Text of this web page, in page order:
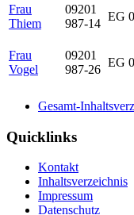
Frau
Thiem
09201
987-14
EG
Frau
Vogel
09201
987-26
EG
Gesamt-
Quicklinks
Kontakt
Inhaltsverzeichnis
Impressum
Datenschutz